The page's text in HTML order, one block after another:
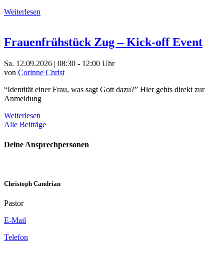
Weiterlesen
Frauenfrühstück Zug – Kick-off Event
Sa. 12.09.2026 | 08:30 - 12:00 Uhr
von Corinne Christ
“Identität einer Frau, was sagt Gott dazu?” Hier gehts direkt zur
Anmeldung
Weiterlesen
Alle Beiträge
Deine Ansprechpersonen
Christoph Candrian
Pastor
E-Mail
Telefon